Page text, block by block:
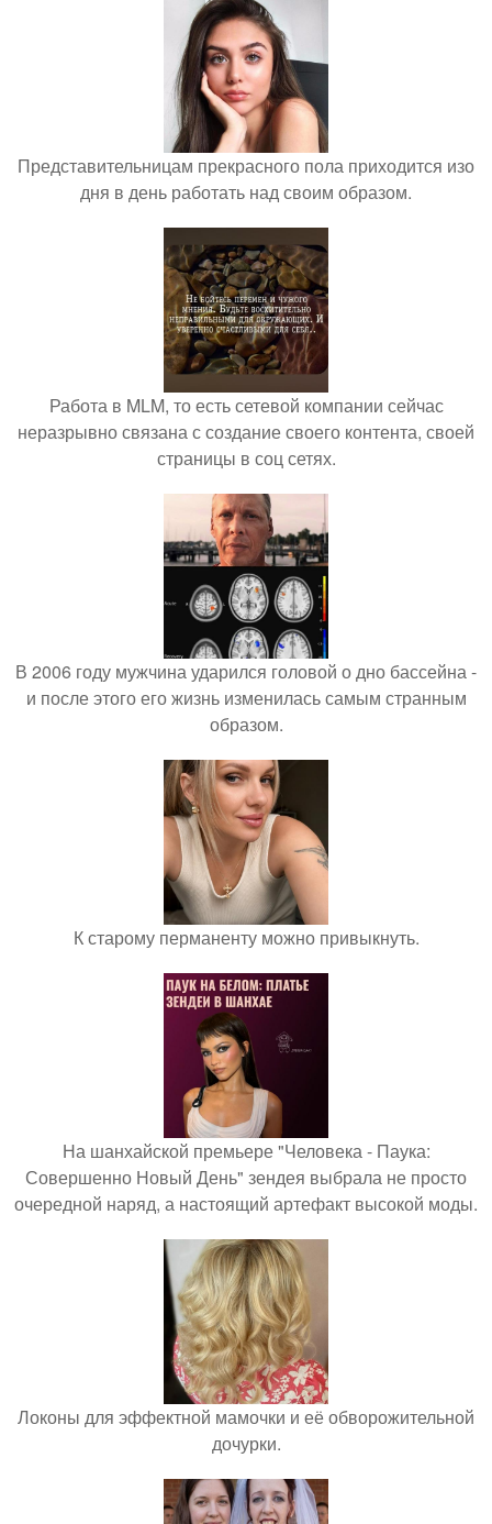
Представительницам прекрасного пола приходится изо
дня в день работать над своим образом.
Работа в MLM, то есть сетевой компании сейчас
неразрывно связана с создание своего контента, своей
страницы в соц сетях.
В 2006 году мужчина ударился головой о дно бассейна -
и после этого его жизнь изменилась самым странным
образом.
К старому перманенту можно привыкнуть.
На шанхайской премьере "Человека - Паука:
Совершенно Новый День" зендея выбрала не просто
очередной наряд, а настоящий артефакт высокой моды.
Локоны для эффектной мамочки и её обворожительной
дочурки.